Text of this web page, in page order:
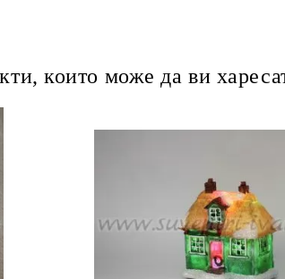
които може да ви